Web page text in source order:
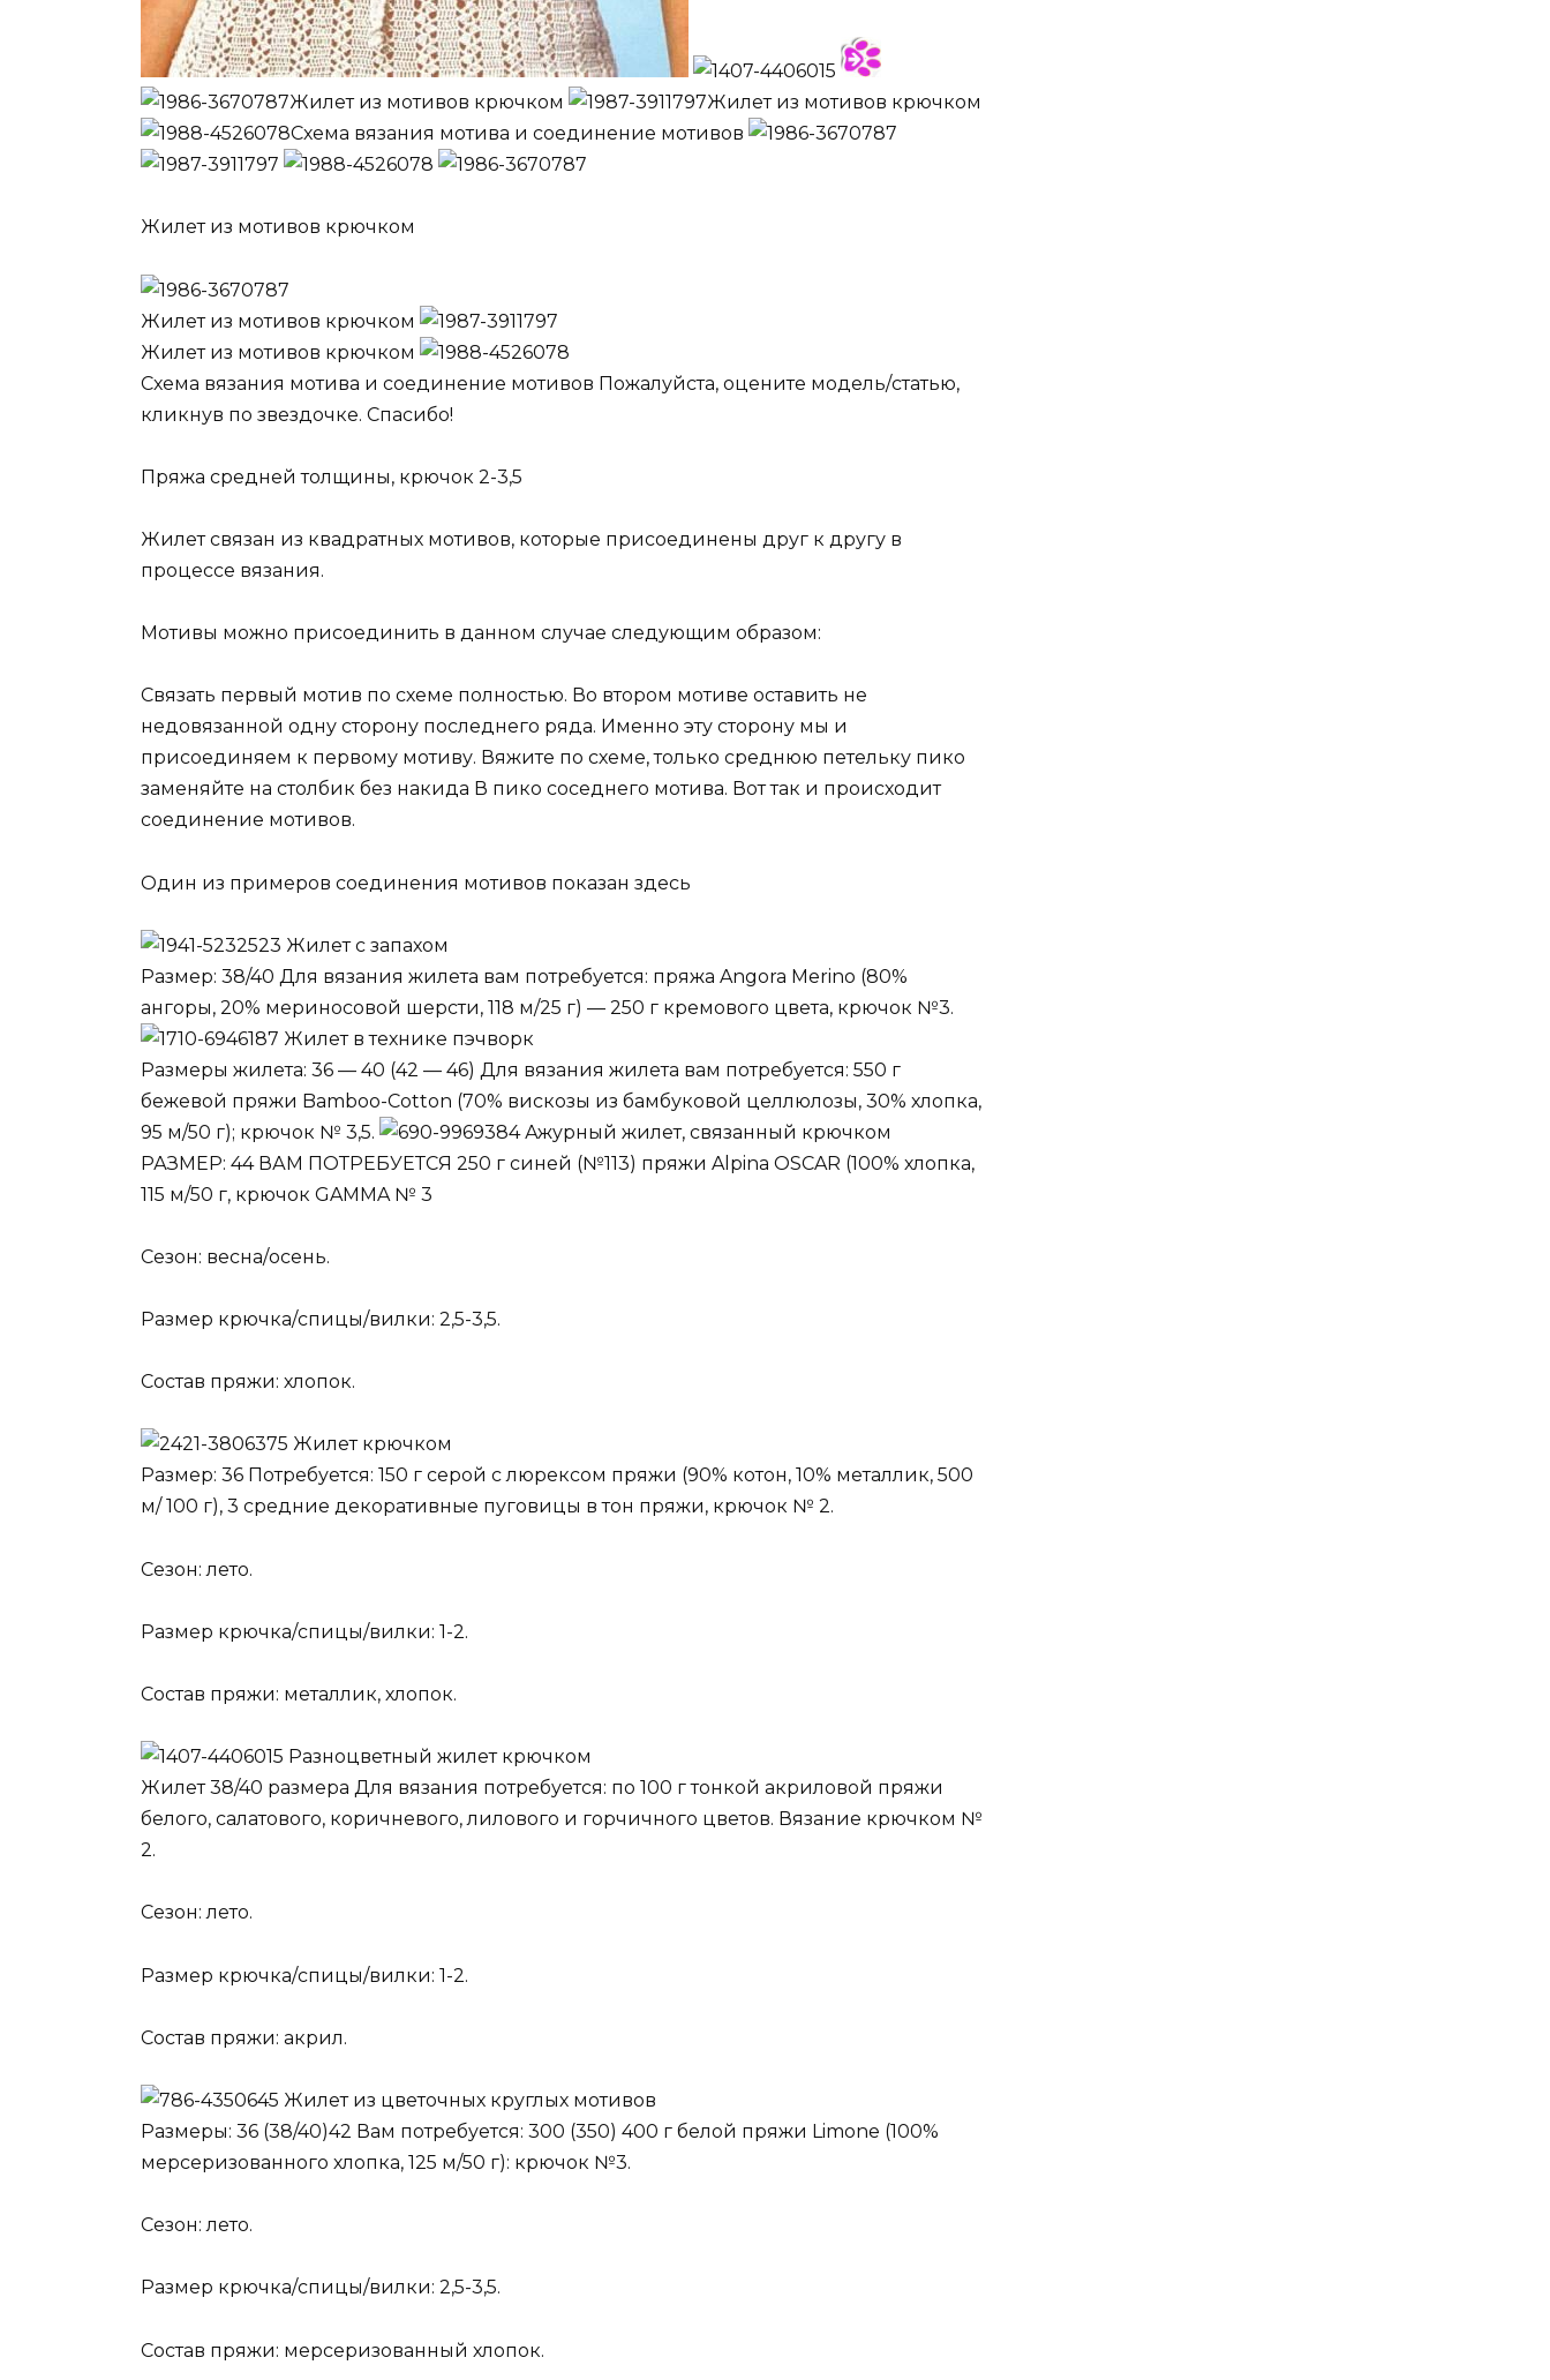
Жилет из мотивов крючком
Жилет из мотивов крючком
Схема вязания мотива и соединение мотивов
Жилет из мотивов крючком
Жилет из мотивов крючком
Жилет из мотивов крючком
Схема вязания мотива и соединение мотивов Пожалуйста, оцените модель/статью,
кликнув по звездочке. Спасибо!
Пряжа средней толщины, крючок 2-3,5
Жилет связан из квадратных мотивов, которые присоединены друг к другу в
процессе вязания.
Мотивы можно присоединить в данном случае следующим образом:
Связать первый мотив по схеме полностью. Во втором мотиве оставить не
недовязанной одну сторону последнего ряда. Именно эту сторону мы и
присоединяем к первому мотиву. Вяжите по схеме, только среднюю петельку пико
заменяйте на столбик без накида В пико соседнего мотива. Вот так и происходит
соединение мотивов.
Один из примеров соединения мотивов показан здесь
Жилет с запахом
Размер: 38/40 Для вязания жилета вам потребуется: пряжа Angora Merino (80%
ангоры, 20% мериносовой шерсти, 118 м/25 г) — 250 г кремового цвета, крючок №3.
Жилет в технике пэчворк
Размеры жилета: 36 — 40 (42 — 46) Для вязания жилета вам потребуется: 550 г
бежевой пряжи Bamboo-Cotton (70% вискозы из бамбуковой целлюлозы, 30% хлопка,
95 м/50 г); крючок № 3,5.
Ажурный жилет, связанный крючком
РАЗМЕР: 44 ВАМ ПОТРЕБУЕТСЯ 250 г синей (№113) пряжи Alpina OSCAR (100% хлопка,
115 м/50 г, крючок GAMMA № 3
Сезон: весна/осень.
Размер крючка/спицы/вилки: 2,5-3,5.
Состав пряжи: хлопок.
Жилет крючком
Размер: 36 Потребуется: 150 г серой с люрексом пряжи (90% котон, 10% металлик, 500
м/ 100 г), 3 средние декоративные пуговицы в тон пряжи, крючок № 2.
Сезон: лето.
Размер крючка/спицы/вилки: 1-2.
Состав пряжи: металлик, хлопок.
Разноцветный жилет крючком
Жилет 38/40 размера Для вязания потребуется: по 100 г тонкой акриловой пряжи
белого, салатового, коричневого, лилового и горчичного цветов. Вязание крючком №
2.
Сезон: лето.
Размер крючка/спицы/вилки: 1-2.
Состав пряжи: акрил.
Жилет из цветочных круглых мотивов
Размеры: 36 (38/40)42 Вам потребуется: 300 (350) 400 г белой пряжи Limone (100%
мерсеризованного хлопка, 125 м/50 г): крючок №3.
Сезон: лето.
Размер крючка/спицы/вилки: 2,5-3,5.
Состав пряжи: мерсеризованный хлопок.